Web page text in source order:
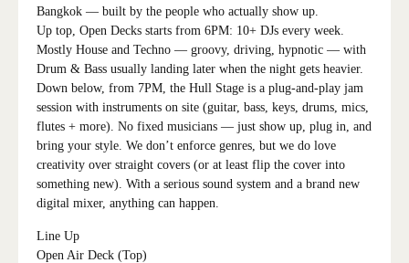
Bangkok — built by the people who actually show up.
Up top, Open Decks starts from 6PM: 10+ DJs every week.
Mostly House and Techno — groovy, driving, hypnotic — with
Drum & Bass usually landing later when the night gets heavier.
Down below, from 7PM, the Hull Stage is a plug-and-play jam
session with instruments on site (guitar, bass, keys, drums, mics,
flutes + more). No fixed musicians — just show up, plug in, and
bring your style. We don’t enforce genres, but we do love
creativity over straight covers (or at least flip the cover into
something new). With a serious sound system and a brand new
digital mixer, anything can happen.
Line Up
Open Air Deck (Top)